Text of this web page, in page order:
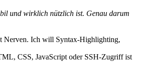
und wirklich nützlich ist. Genau darum
Nerven. Ich will Syntax-Highlighting,
CSS, JavaScript oder SSH-Zugriff ist